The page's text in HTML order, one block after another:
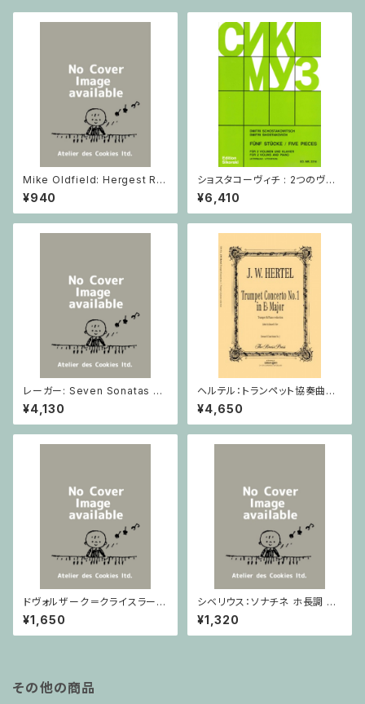
Mike Oldfield: Hergest Rid
ge / ピアノ
¥940
ショスタコーヴィチ : 2つのヴァ
イオリンとピアノのための 5つの
小品 / ヴァイオリン2とピアノ
¥6,410
レーガー: Seven Sonatas o
p. 91 Heft 2 / ヴァイオリン
¥4,130
ヘルテル：トランペット協奏曲第1
番 変ホ長調/トランペット・ピア
ノ
¥4,650
ドヴォルザーク＝クライスラー：
スラヴ幻想曲 ロ短調 from Op.
55-4, Op.75 / ヴァイオリンと
ピアノ
¥1,650
シベリウス：ソナチネ ホ長調 O
p.80 / ヴァイオリンとピアノ
¥1,320
その他の商品